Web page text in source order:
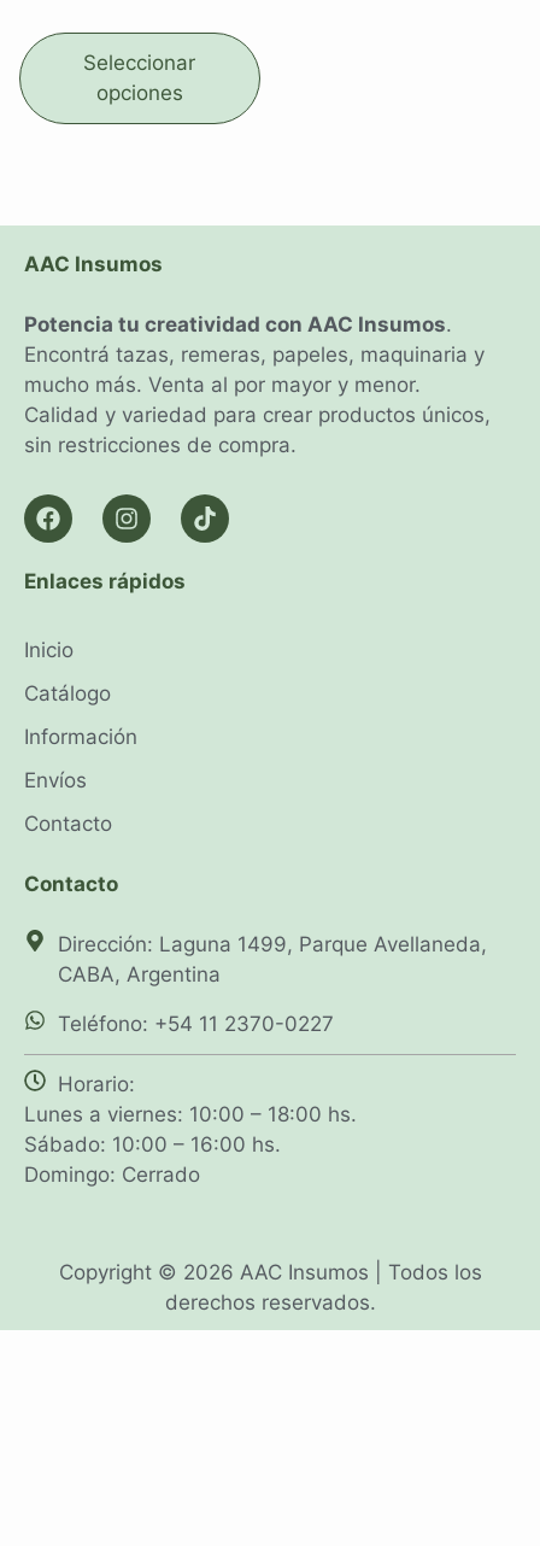
Seleccionar
opciones
AAC Insumos
Potencia tu creatividad con AAC Insumos.
Encontrá tazas, remeras, papeles, maquinaria y
mucho más. Venta al por mayor y menor.
Calidad y variedad para crear productos únicos,
sin restricciones de compra.
Enlaces rápidos
Inicio
Catálogo
Información
Envíos
Contacto
Contacto
Dirección: Laguna 1499, Parque Avellaneda,
CABA, Argentina
Teléfono: +54 11 2370-0227
Horario:
Lunes a viernes: 10:00 – 18:00 hs.
Sábado: 10:00 – 16:00 hs.
Domingo: Cerrado
Copyright © 2026 AAC Insumos | Todos los
derechos reservados.